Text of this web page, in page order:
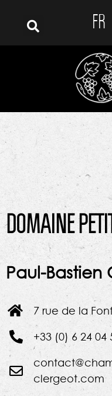
FR
DOMAINE
Paul-Bastien
7 rue de la
+33 (0) 6 24 04
clergeot.com